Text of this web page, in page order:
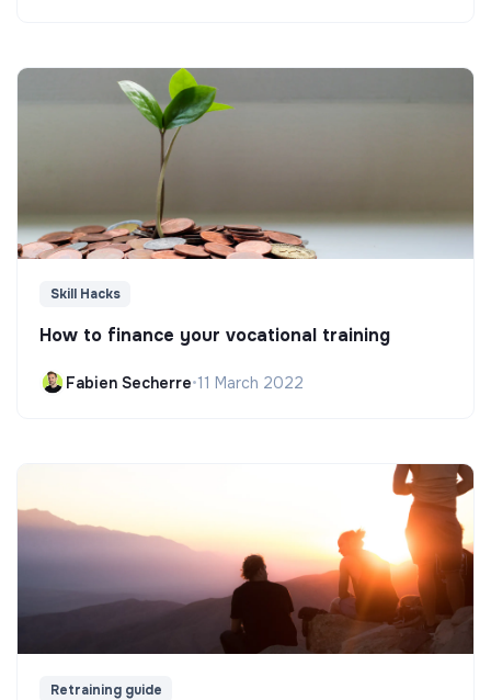
Skill Hacks
How to finance your vocational training
Fabien Secherre•11 March 2022
Retraining guide